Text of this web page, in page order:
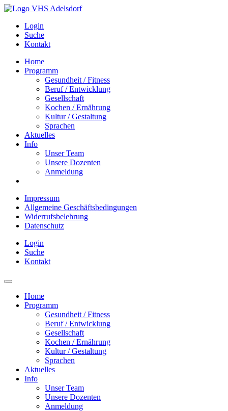
Login
Suche
Kontakt
Home
Programm
Gesundheit / Fitness
Beruf / Entwicklung
Gesellschaft
Kochen / Ernährung
Kultur / Gestaltung
Sprachen
Aktuelles
Info
Unser Team
Unsere Dozenten
Anmeldung
Impressum
Allgemeine Geschäftsbedingungen
Widerrufsbelehrung
Datenschutz
Login
Suche
Kontakt
Home
Programm
Gesundheit / Fitness
Beruf / Entwicklung
Gesellschaft
Kochen / Ernährung
Kultur / Gestaltung
Sprachen
Aktuelles
Info
Unser Team
Unsere Dozenten
Anmeldung